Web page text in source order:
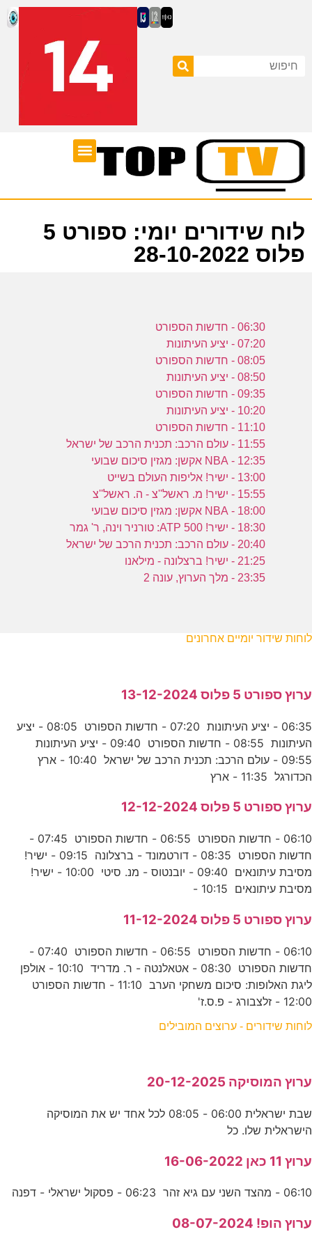
לוח שידורים יומי: ספורט 5
פלוס 28-10-2022
06:30 - חדשות הספורט
07:20 - יציע העיתונות
08:05 - חדשות הספורט
08:50 - יציע העיתונות
09:35 - חדשות הספורט
10:20 - יציע העיתונות
11:10 - חדשות הספורט
11:55 - עולם הרכב: תכנית הרכב של ישראל
12:35 - NBA אקשן: מגזין סיכום שבועי
13:00 - ישיר! אליפות העולם בשייט
15:55 - ישיר! מ. ראשל''צ - ה. ראשל''צ
18:00 - NBA אקשן: מגזין סיכום שבועי
18:30 - ישיר! ATP 500: טורניר וינה, ר' גמר
20:40 - עולם הרכב: תכנית הרכב של ישראל
21:25 - ישיר! ברצלונה - מילאנו
23:35 - מלך הערוץ, עונה 2
לוחות שידור יומיים אחרונים
ערוץ ספורט 5 פלוס 13-12-2024
06:35 - יציע העיתונות 07:20 - חדשות הספורט 08:05 - יציע
העיתונות 08:55 - חדשות הספורט 09:40 - יציע העיתונות
09:55 - עולם הרכב: תכנית הרכב של ישראל 10:40 - ארץ
הכדורגל 11:35 - ארץ
ערוץ ספורט 5 פלוס 12-12-2024
06:10 - חדשות הספורט 06:55 - חדשות הספורט 07:45 -
חדשות הספורט 08:35 - דורטמונד - ברצלונה 09:15 - ישיר!
מסיבת עיתונאים 09:40 - יובנטוס - מנ. סיטי 10:00 - ישיר!
מסיבת עיתונאים 10:15 -
ערוץ ספורט 5 פלוס 11-12-2024
06:10 - חדשות הספורט 06:55 - חדשות הספורט 07:40 -
חדשות הספורט 08:30 - אטאלנטה - ר. מדריד 10:10 - אולפן
ליגת האלופות: סיכום משחקי הערב 11:10 - חדשות הספורט
12:00 - זלצבורג - פ.ס.ז'
לוחות שידורים - ערוצים המובילים
ערוץ המוסיקה 20-12-2025
שבת ישראלית 06:00 - 08:05 לכל אחד יש את המוסיקה
הישראלית שלו. כל
ערוץ 11 כאן 16-06-2022
06:10 - מהצד השני עם גיא זהר 06:23 - פסקול ישראלי - דפנה
ערוץ הופ! 08-07-2024